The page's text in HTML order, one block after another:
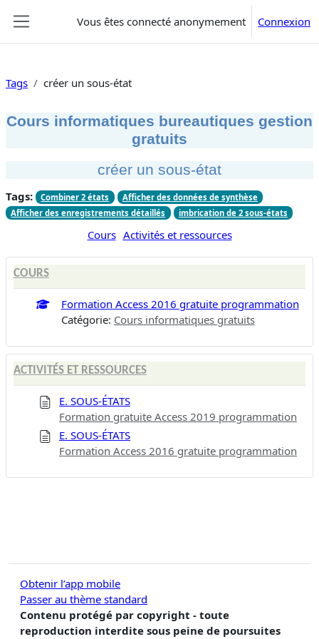
Vous êtes connecté anonymement Connexion
Tags créer un sous-état
Cours informatiques bureautiques gestion
gratuits
créer un sous-état
Tags: Combiner 2 états
Afficher des données de synthèse
Afficher des enregistrements détaillés
imbrication de 2 sous-états
Cours Activités et ressources
COURS
Formation Access 2016 gratuite programmation
Catégorie: Cours informatiques gratuits
ACTIVITÉS ET RESSOURCES
E. SOUS-ÉTATS
Formation gratuite Access 2019 programmation
E. SOUS-ÉTATS
Formation Access 2016 gratuite programmation
Obtenir l’app mobile
Passer au thème standard
Contenu protégé par copyright - toute
reproduction interdite sous peine de poursuites